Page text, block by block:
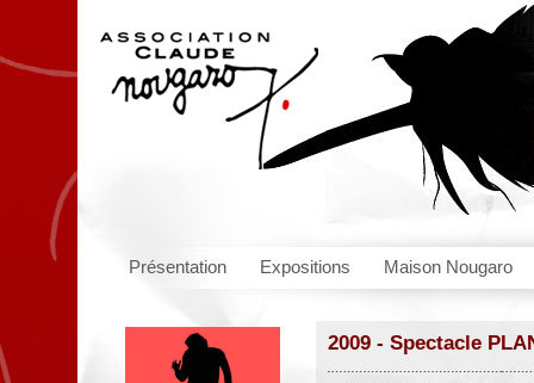
Présentation Expositions Maison Nougaro
2009 - Spectacle